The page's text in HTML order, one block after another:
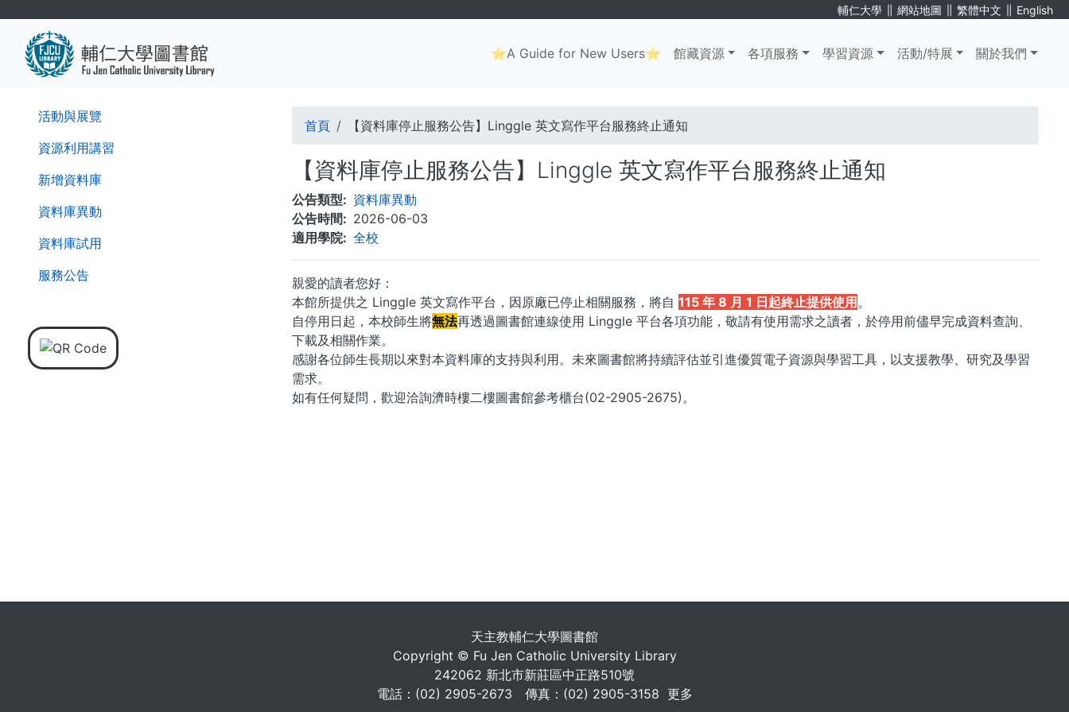
輔仁大學 ∥ 網站地圖 ∥ 繁體中文 ∥ English
Main
navigation
⭐A Guide for New Users⭐ 館藏資源 各項服務 學習資源 活動/特展 關於我們
活動與展覽
資源利用講習
新增資料庫
資料庫異動
資料庫試用
服務公告
導
航
連
結
首頁 【資料庫停止服務公告】Linggle 英文寫作平台服務終止通知
【資料庫停止服務公告】Linggle 英文寫作平台服務終止通知
公告類型
資料庫異動
公告時間
2026-06-03
適用學院
全校
親愛的讀者您好：
本館所提供之 Linggle 英文寫作平台，因原廠已停止相關服務，將自 115 年 8 月 1 日起終止提供使用 。
自停用日起，本校師生將無法再透過圖書館連線使用 Linggle 平台各項功能，敬請有使用需求之讀者，於停用前儘早完成資料查詢、
下載及相關作業。
感謝各位師生長期以來對本資料庫的支持與利用。未來圖書館將持續評估並引進優質電子資源與學習工具，以支援教學、研究及學習
需求。
如有任何疑問，歡迎洽詢濟時樓二樓圖書館參考櫃台(02-2905-2675)。
天主教輔仁大學圖書館
Copyright © Fu Jen Catholic University Library
242062 新北市新莊區中正路510號
電話：(02) 2905-2673 傳真：(02) 2905-3158 更多